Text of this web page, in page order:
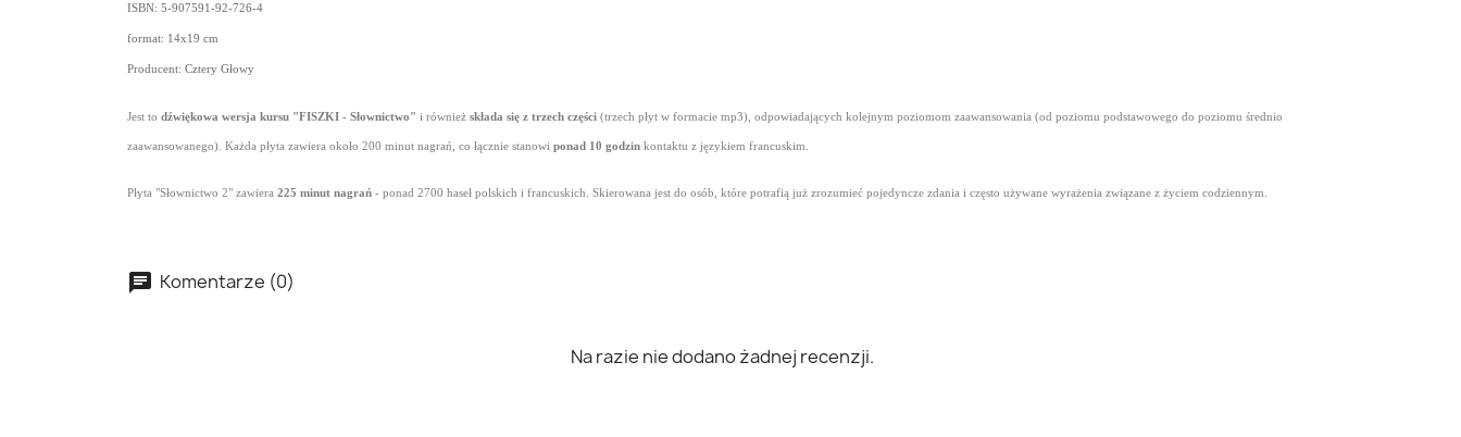
ISBN: 5-907591-92-726-4
format: 14x19 cm
Producent: Cztery Głowy
Jest to dźwiękowa wersja kursu "FISZKI - Słownictwo" i również składa się z trzech części (trzech płyt w formacie mp3), odpowiadających kolejnym poziomom zaawansowania (od poziomu podstawowego do poziomu średnio
zaawansowanego). Każda płyta zawiera około 200 minut nagrań, co łącznie stanowi ponad 10 godzin kontaktu z językiem francuskim.
Płyta "Słownictwo 2" zawiera 225 minut nagrań - ponad 2700 haseł polskich i francuskich. Skierowana jest do osób, które potrafią już zrozumieć pojedyncze zdania i często używane wyrażenia związane z życiem codziennym.
Komentarze (0)
Na razie nie dodano żadnej recenzji.